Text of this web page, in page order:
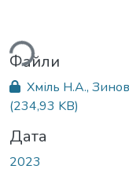
Файли
Хміль Н.А.,
(234,93 KB)
Дата
2023